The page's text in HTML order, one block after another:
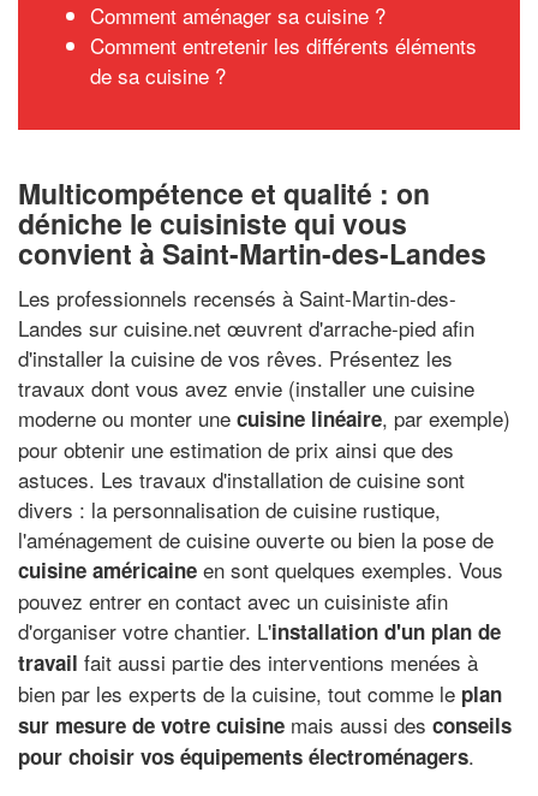
Comment aménager sa cuisine ?
Comment entretenir les différents éléments
de sa cuisine ?
Multicompétence et qualité : on
déniche le cuisiniste qui vous
convient à Saint-Martin-des-Landes
Les professionnels recensés à Saint-Martin-des-
Landes sur cuisine.net œuvrent d'arrache-pied afin
d'installer la cuisine de vos rêves. Présentez les
travaux dont vous avez envie (installer une cuisine
moderne ou monter une cuisine linéaire, par exemple)
pour obtenir une estimation de prix ainsi que des
astuces. Les travaux d'installation de cuisine sont
divers : la personnalisation de cuisine rustique,
l'aménagement de cuisine ouverte ou bien la pose de
cuisine américaine en sont quelques exemples. Vous
pouvez entrer en contact avec un cuisiniste afin
d'organiser votre chantier. L'installation d'un plan de
travail fait aussi partie des interventions menées à
bien par les experts de la cuisine, tout comme le plan
sur mesure de votre cuisine mais aussi des conseils
pour choisir vos équipements électroménagers.